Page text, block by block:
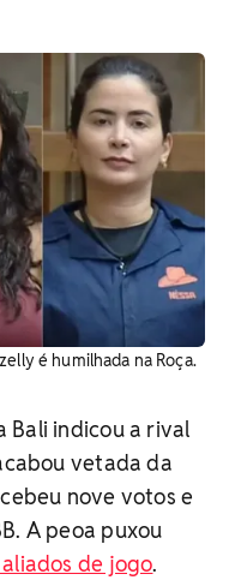
é humilhada na Roça.
Bali indicou a rival
vetada da
nove votos e
A peoa puxou
de jogo.